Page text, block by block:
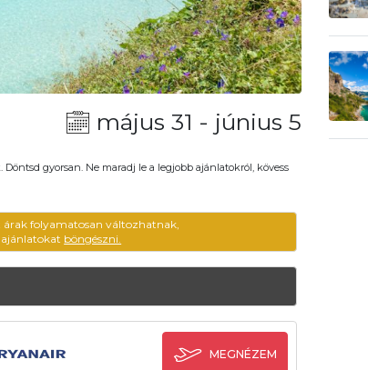
május 31 - június 5
gyorsan. Ne maradj le a legjobb ajánlatokról, kövess
folyamatosan változhatnak,
ajánlatokat böngészni.
MEGNÉZEM